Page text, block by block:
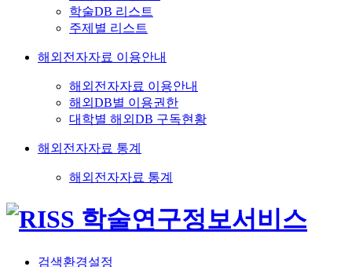
학술DB 리스트
주제별 리스트
해외전자자료 이용안내
해외전자자료 이용안내
해외DB별 이용권한
대학별 해외DB 구독현황
해외전자자료 통계
해외전자자료 통계
검색환경설정